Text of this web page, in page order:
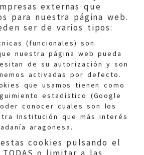
externas que
para nuestra página web.
ser de varios tipos:
(funcionales) son
nuestra página web pueda
de su autorización y son
activadas por defecto.
que usamos tienen como
estadístico (Google
conocer cuales son los
Institución que más interés
aragonesa.
cookies pulsando el
general:
900 210 210/